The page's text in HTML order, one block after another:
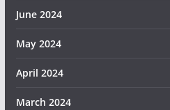
June 2024
May 2024
April 2024
March 2024